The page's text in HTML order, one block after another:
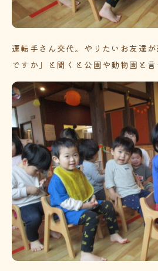
運転手さん交代。やりたいお友達
ですか」と聞くと公園や動物園と言